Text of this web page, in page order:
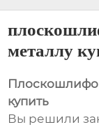
металлу
купить
Вы решили